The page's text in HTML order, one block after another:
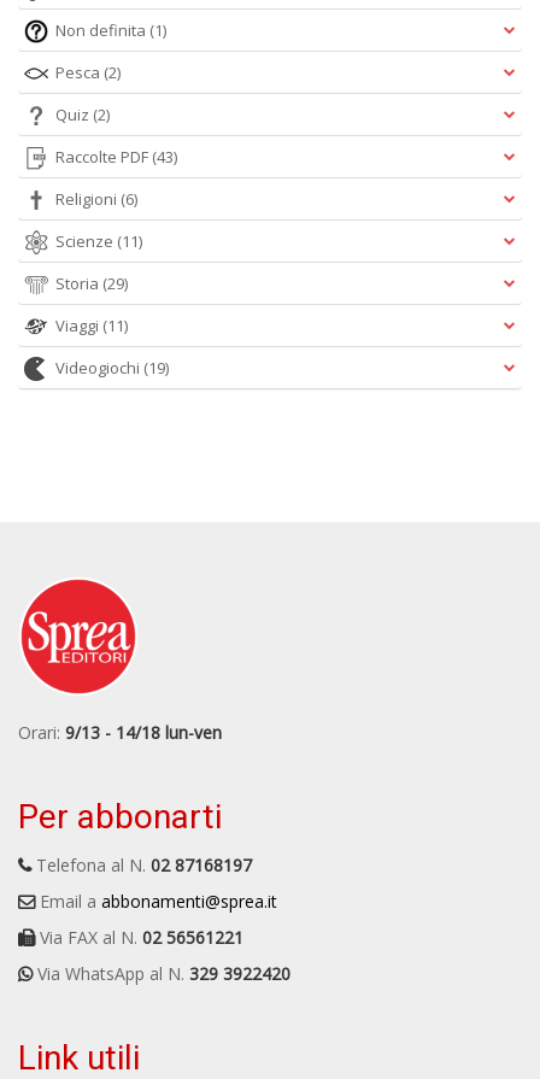
Non definita (1)
Pesca (2)
Quiz (2)
Raccolte PDF (43)
Religioni (6)
Scienze (11)
Storia (29)
Viaggi (11)
Videogiochi (19)
Orari: 9/13 - 14/18 lun-ven
Per abbonarti
Telefona al N. 02 87168197
Email a abbonamenti@sprea.it
Via FAX al N. 02 56561221
Via WhatsApp al N. 329 3922420
Link utili